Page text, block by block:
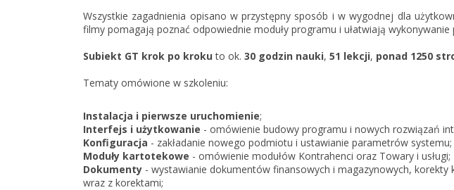
Wszystkie zagadnienia opisano w przystępny sposób i w wygodnej dla
filmy pomagają poznać odpowiednie moduły programu i ułatwiają
Subiekt GT krok po kroku to ok. 30 godzin nauki, 51 lekcji, ponad 1250
Tematy omówione w szkoleniu:
Instalacja i pierwsze uruchomienie;
Interfejs i użytkowanie - omówienie budowy programu i nowych rozwiązań
Konfiguracja - zakładanie nowego podmiotu i ustawianie parametrów systemu;
Moduły kartotekowe - omówienie modułów Kontrahenci oraz Towary i usługi;
Dokumenty - wystawianie dokumentów finansowych i magazynowych,
wraz z korektami;